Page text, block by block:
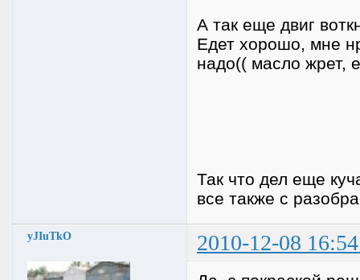
А так еще двиг
Едет хорошо, мне
надо(( масло жрет,
Так что дел еще
все также с
yJIuTkO 2010-12-08